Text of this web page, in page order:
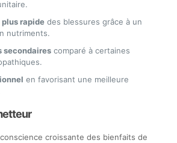
rapidedes blessures grâce à un
nutriments.
secondairescomparé à certaines
en favorisant une meilleure
croissante des bienfaits de